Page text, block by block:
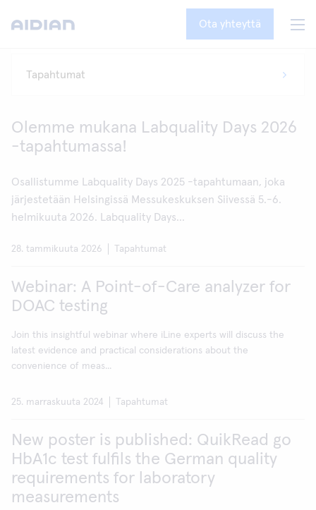
Ota yhteyttä
Olemme mukana Labquality Days 2026
-tapahtumassa!
Osallistumme Labquality Days 2025 -tapahtumaan, joka
järjestetään Helsingissä Messukeskuksen Siivessä 5.-6.
helmikuuta 2026. Labquality Days...
28. tammikuuta 2026 Tapahtumat
Webinar: A Point-of-Care analyzer for
DOAC testing
Join this insightful webinar where iLine experts will discuss the
latest evidence and practical considerations about the
convenience of meas...
25. marraskuuta 2024 Tapahtumat
New poster is published: QuikRead go
HbA1c test fulfils the German quality
requirements for laboratory
measurements